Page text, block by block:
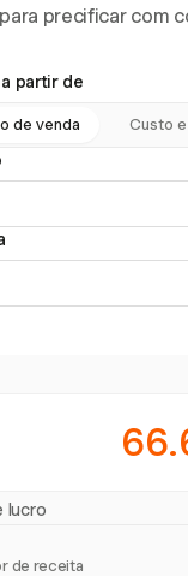
precificar com
partir de
de venda Custo
lucro
de receita